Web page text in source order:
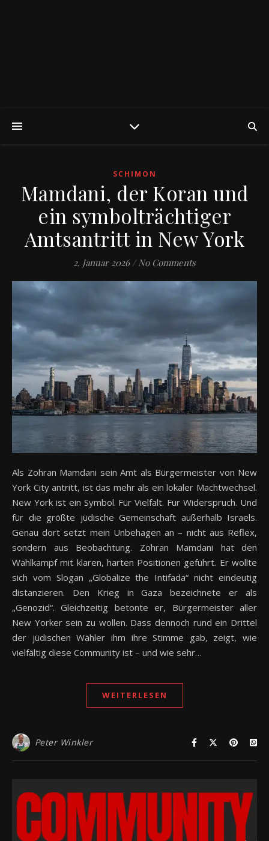
SCHIMON
Mamdani, der Koran und
ein symbolträchtiger
Amtsantritt in New York
2. Januar 2026 / No Comments
Als Zohran Mamdani sein Amt als Bürgermeister von New
York City antritt, ist das mehr als ein lokaler Machtwechsel.
New York ist ein Symbol. Für Vielfalt. Für Widerspruch. Und
für die größte jüdische Gemeinschaft außerhalb Israels.
Genau dort setzt mein Unbehagen an – nicht aus Reflex,
sondern aus Beobachtung. Zohran Mamdani hat den
Wahlkampf mit klaren, harten Positionen geführt. Er wollte
sich vom Slogan „Globalize the Intifada“ nicht eindeutig
distanzieren. Den Krieg in Gaza bezeichnete er als
„Genozid“. Gleichzeitig betonte er, Bürgermeister aller
New Yorker sein zu wollen. Dass dennoch rund ein Drittel
der jüdischen Wähler ihm ihre Stimme gab, zeigt, wie
vielfältig diese Community ist – und wie sehr…
WEITERLESEN
Peter Winkler